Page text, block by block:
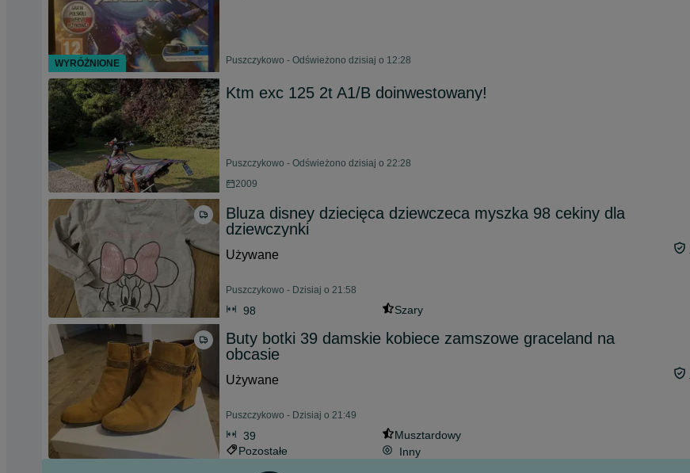
Puszczykowo - Odświeżono dzisiaj o 12:28
Ktm exc 125 2t A1/B doinwestowany!
Puszczykowo - Odświeżono dzisiaj o 22:28
2009
Bluza disney dziecięca dziewczeca myszka 98 cekiny dla
dziewczynki
Używane
Puszczykowo - Dzisiaj o 21:58
98 Szary
Buty botki 39 damskie kobiece zamszowe graceland na
obcasie
Używane
Puszczykowo - Dzisiaj o 21:49
39
Musztardowy
Pozostałe
Inny
WYRÓŻNIONE